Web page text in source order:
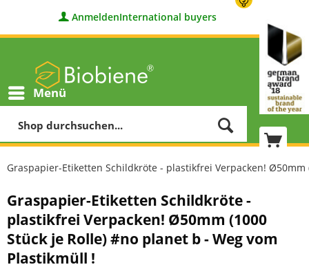
AnmeldenInternational buyers
Menü
Graspapier-Etiketten Schildkröte - plastikfrei Verpacken!
Graspapier-Etiketten Schildkröte -
plastikfrei Verpacken! Ø50mm (1000
Stück je Rolle) #no planet b - Weg vom
Plastikmüll !